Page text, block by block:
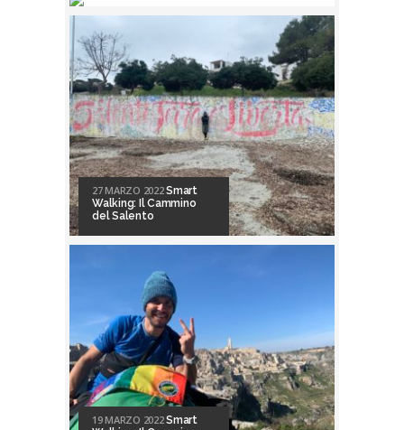
27 MARZO 2022Smart
Walking: Il Cammino
del Salento
19 MARZO 2022Smart